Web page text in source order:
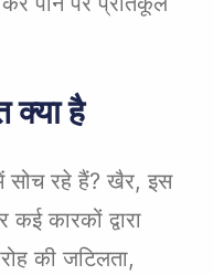
क्या है
सोच रहे हैं? खैर, इस
कारकों द्वारा
की जटिलता,